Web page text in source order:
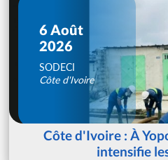
6 Août
2026
SODECI
Côte d'Ivoire
Côte d'Ivoire : À
intensifie